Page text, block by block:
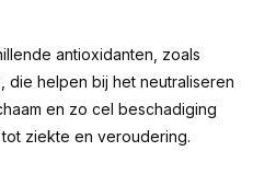
antioxidanten, zoals
helpen bij het neutraliseren
en zo cel beschadiging
ziekte en veroudering.